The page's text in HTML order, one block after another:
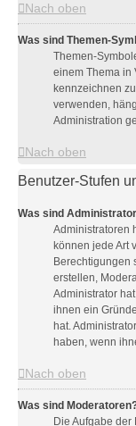
Nach oben
Was sind Themen-
Themen-
einem Thema in
kennzeichnen
verwenden,
Administration
Nach oben
Benutzer-Stufen
Was sind
Administratoren
können jede Art
Berechtigungen
erstellen,
Administrator
ihnen ein
hat.
haben, wenn
Nach oben
Was sind
Die Aufgabe der